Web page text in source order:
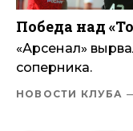
Победа над
«Арсенал»
соперника.
НОВОСТИ КЛУБА